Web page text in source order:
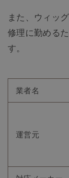
また、ウィッ
修理に勤める
す。
業者名
運営元